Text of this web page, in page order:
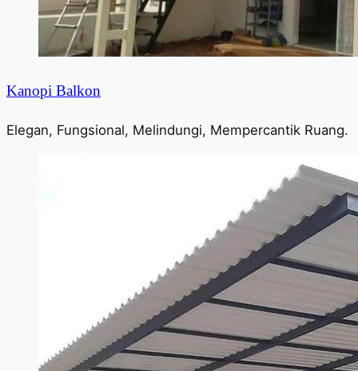
Kanopi Balkon
Elegan, Fungsional, Melindungi, Mempercantik Ruang.